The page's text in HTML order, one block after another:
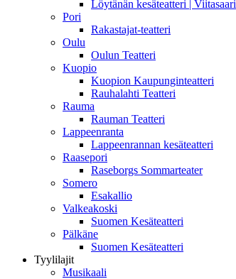
Löytänän kesäteatteri | Viitasaari
Pori
Rakastajat-teatteri
Oulu
Oulun Teatteri
Kuopio
Kuopion Kaupunginteatteri
Rauhalahti Teatteri
Rauma
Rauman Teatteri
Lappeenranta
Lappeenrannan kesäteatteri
Raasepori
Raseborgs Sommarteater
Somero
Esakallio
Valkeakoski
Suomen Kesäteatteri
Pälkäne
Suomen Kesäteatteri
Tyylilajit
Musikaali